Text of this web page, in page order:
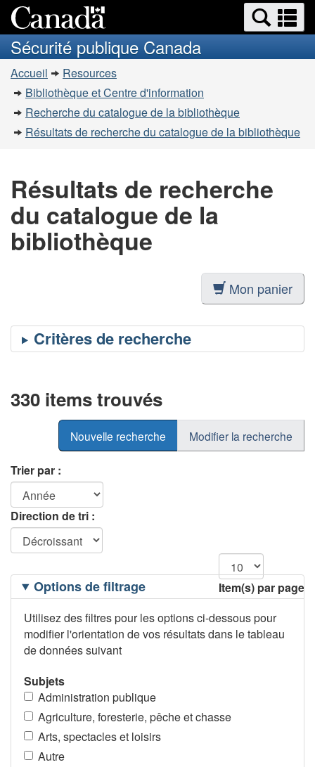
au
contenu
à
la
simplifiée
Recherche
et
menus
et
Sécurité publique Canada
Vous
êtes
ici
Accueil
Resources
Bibliothèque et Centre d'information
Recherche du catalogue de la bibliothèque
Résultats de recherche du catalogue de la bibliothèque
Résultats de recherche
du catalogue de la
bibliothèque
Mon panier
330 items trouvés
Nouvelle recherche Modifier la recherche
Trier par :
Direction de tri :
Item(s) par page
Filtrage
desOptions de filtrage
Utilisez des filtres pour les options ci-dessous pour
modifier l'orientation de vos résultats dans le tableau
de données suivant
Subjets
Administration publique
Agriculture, foresterie, pêche et chasse
Arts, spectacles et loisirs
Autre